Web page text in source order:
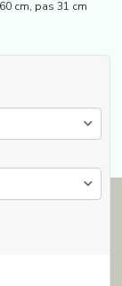
cm, pas 31 cm